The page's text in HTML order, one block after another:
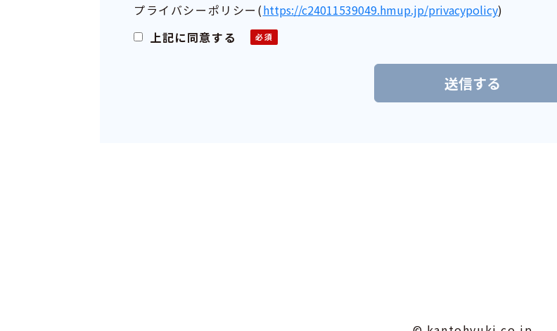
プライバシーポリシー (https://c24011539049.hmup.jp/privacypolicy)
上記に同意する